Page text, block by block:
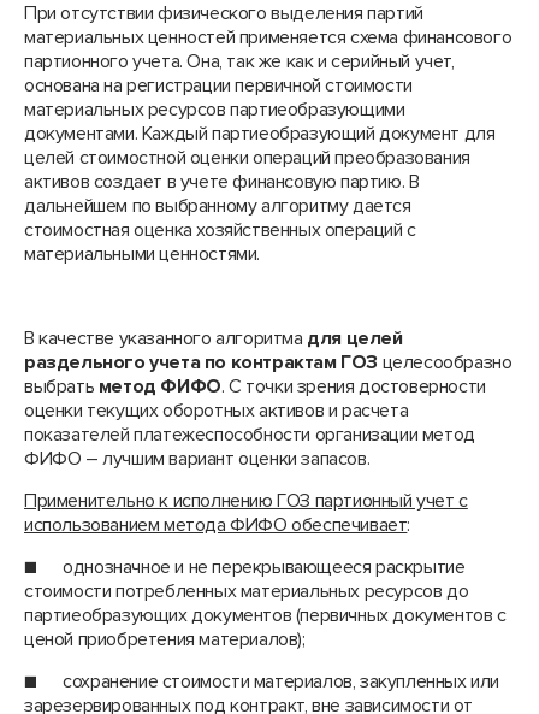
При отсутствии физического выделения партий
материальных ценностей применяется схема финансового
партионного учета. Она, так же как и серийный учет,
основана на регистрации первичной стоимости
материальных ресурсов партиеобразующими
документами. Каждый партиеобразующий документ для
целей стоимостной оценки операций преобразования
активов создает в учете финансовую партию. В
дальнейшем по выбранному алгоритму дается
стоимостная оценка хозяйственных операций с
материальными ценностями.
В качестве указанного алгоритма для целей
раздельного учета по контрактам ГОЗ целесообразно
выбрать метод ФИФО. С точки зрения достоверности
оценки текущих оборотных активов и расчета
показателей платежеспособности организации метод
ФИФО – лучшим вариант оценки запасов.
Применительно к исполнению ГОЗ партионный учет с
использованием метода ФИФО обеспечивает:
■ однозначное и не перекрывающееся раскрытие
стоимости потребленных материальных ресурсов до
партиеобразующих документов (первичных документов с
ценой приобретения материалов);
■ сохранение стоимости материалов, закупленных или
зарезервированных под контракт, вне зависимости от